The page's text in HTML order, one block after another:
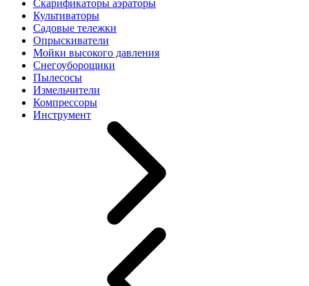
Скарификаторы аэраторы
Культиваторы
Садовые тележки
Опрыскиватели
Мойки высокого давления
Снегоуборощики
Пылесосы
Измельчители
Компрессоры
Инструмент